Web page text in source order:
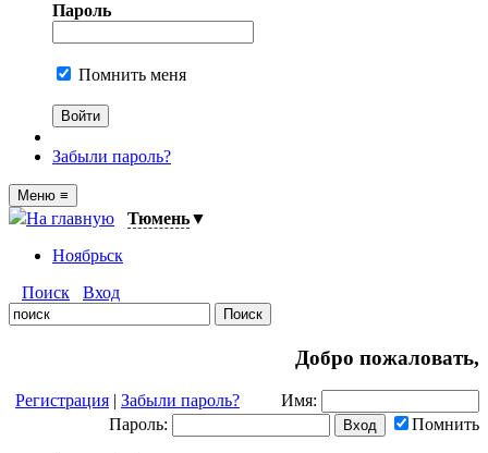
Пароль
Помнить меня
Забыли пароль?
Меню ≡
На главную Тюмень▼
Ноябрьск
Поиск
Вход
Добро пожаловать,
Регистрация | Забыли пароль?
Имя:
Пароль:
Помнить